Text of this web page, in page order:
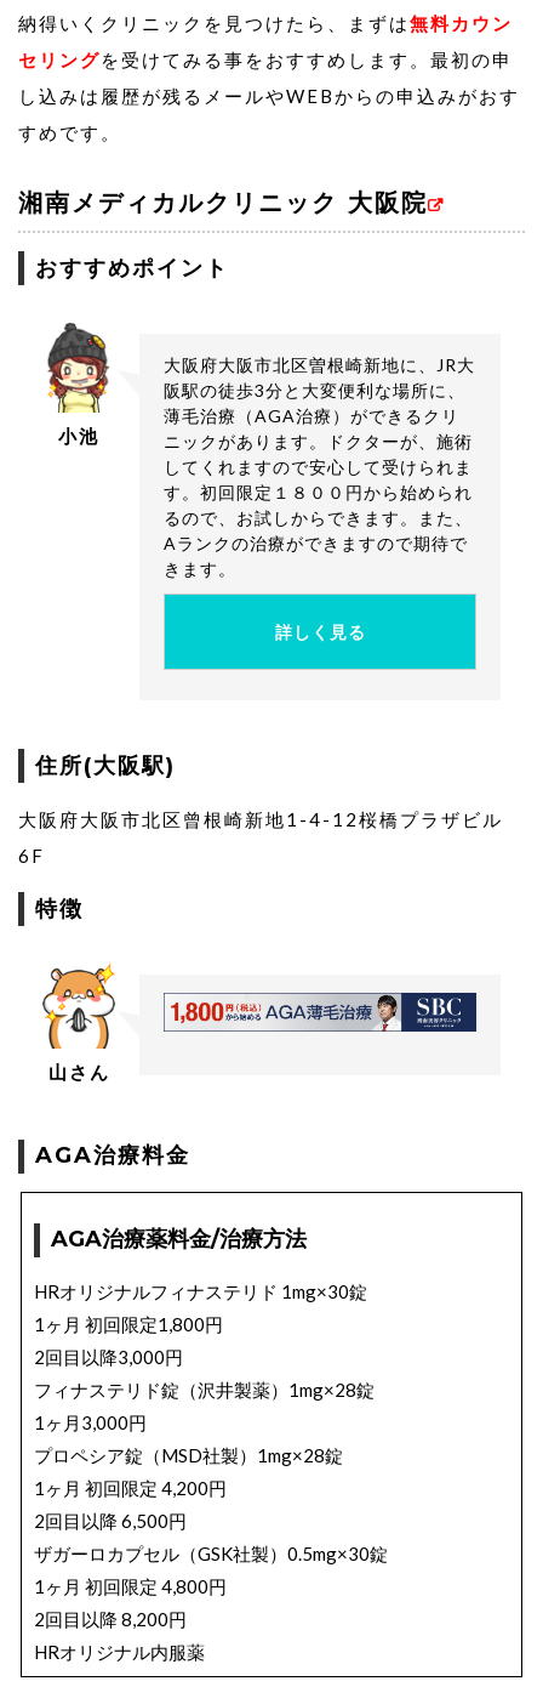
納得いくクリニックを見つけたら、まずは無料カウン
セリングを受けてみる事をおすすめします。最初の申
し込みは履歴が残るメールやWEBからの申込みがおす
すめです。
湘南メディカルクリニック 大阪院
おすすめポイント
小池
大阪府大阪市北区曽根崎新地に、JR大
阪駅の徒歩3分と大変便利な場所に、
薄毛治療（AGA治療）ができるクリ
ニックがあります。ドクターが、施術
してくれますので安心して受けられま
す。初回限定１８００円から始められ
るので、お試しからできます。また、
Aランクの治療ができますので期待で
きます。
詳しく見る
住所(大阪駅)
大阪府大阪市北区曾根崎新地1-4-12桜橋プラザビル
6F
特徴
山さん
AGA治療料金
AGA治療薬料金/治療方法
HRオリジナルフィナステリド 1mg×30錠
1ヶ月 初回限定1,800円
2回目以降3,000円
フィナステリド錠（沢井製薬）1mg×28錠
1ヶ月3,000円
プロペシア錠（MSD社製）1mg×28錠
1ヶ月 初回限定 4,200円
2回目以降 6,500円
ザガーロカプセル（GSK社製）0.5mg×30錠
1ヶ月 初回限定 4,800円
2回目以降 8,200円
HRオリジナル内服薬
1ヶ月 17,550円